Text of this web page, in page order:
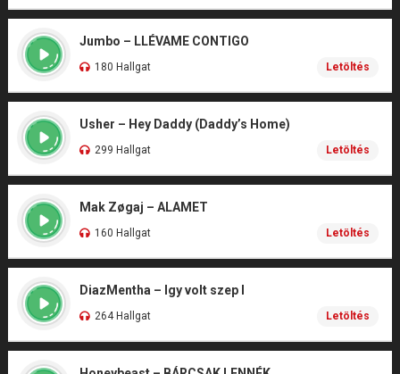
Jumbo – LLÉVAME CONTIGO
180 Hallgat Letöltés
Usher – Hey Daddy (Daddy’s Home)
299 Hallgat Letöltés
Mak Zøgaj – ALAMET
160 Hallgat Letöltés
DiazMentha – Igy volt szep I
264 Hallgat Letöltés